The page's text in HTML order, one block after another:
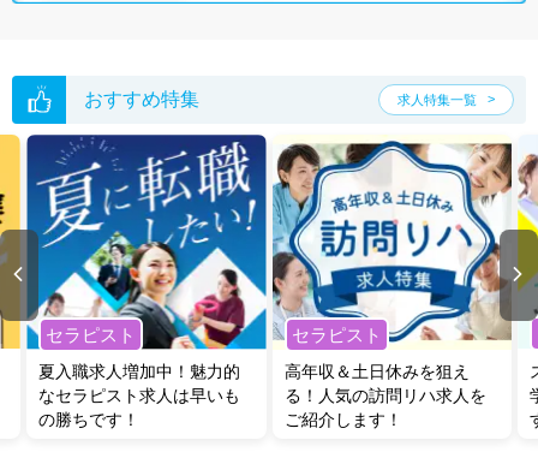
おすすめ特集 求人特集一覧
セラピスト
夏入職求人増加中！魅力的
なセラピスト求人は早いも
の勝ちです！
セラピスト
高年収＆土日休みを狙え
る！人気の訪問リハ求人を
ご紹介します！